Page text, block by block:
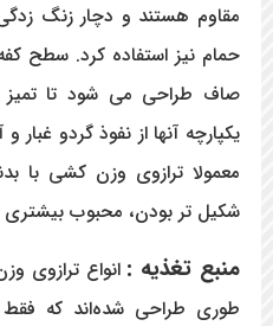
مقاوم هستند و دچار زنگ زدگی
حمام نیز استفاده کرد. سطح
صاف طراحی می شود تا تمیز
یکپارچه آنها از نفوذ گردو
معمولا ترازوی وزن کشی با
شکیل تر بودن، محبوب بیشتری
منبع تغذیه : انواع ترازوی
طوری طراحی شده‌اند که فقط